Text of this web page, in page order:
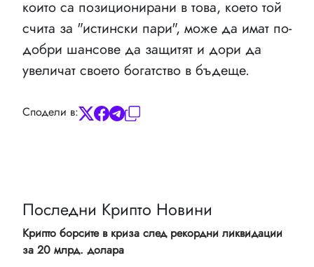
които са позиционирани в това, което той
счита за "истински пари", може да имат по-
добри шансове да защитят и дори да
увеличат своето богатство в бъдеще.
Сподели в:
Последни Крипто Новини
Крипто борсите в криза след рекордни ликвидации
за 20 млрд. долара